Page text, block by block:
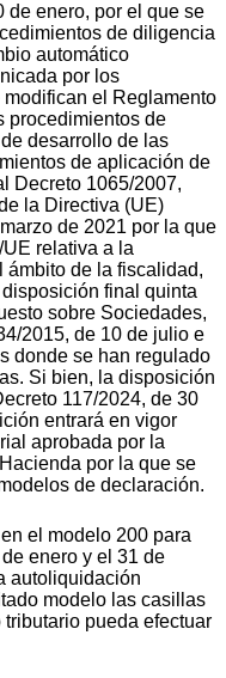
de enero, por el que se
de diligencia
automático
por los
el Reglamento
procedimientos de
desarrollo de las
de aplicación de
Decreto 1065/2007,
la Directiva (UE)
de 2021 por la que
relativa a la
ámbito de la fiscalidad,
final quinta
sobre Sociedades,
2015, de 10 de julio e
donde se han regulado
Si bien, la disposición
117/2024, de 30
entrará en vigor
aprobada por la
por la que se
de declaración.
el modelo 200 para
enero y el 31 de
autoliquidación
modelo las casillas
pueda efectuar